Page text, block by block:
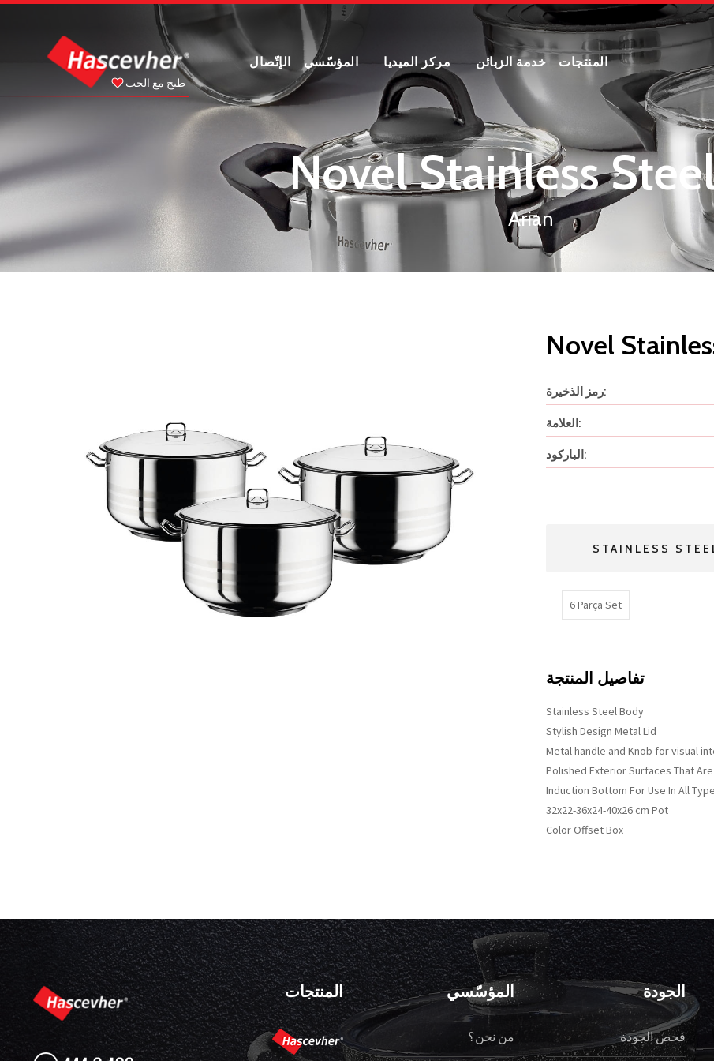
طبخ مع الحب
المنتجات خدمة الزبائن مركز الميديا المؤسّسي الإتّصال
Novel Stainless
Arian
Novel
رمز الذخيرة:
العلامة:
الباركود:
STAINLESS
6 Parça Set
تفاصيل المنتجة
Stainless Steel Body
Stylish Design Metal Lid
Metal handle and Knob for visual
Polished Exterior Surfaces That
Induction Bottom For Use In All
32x22-36x24-40x26 cm Pot
Color Offset Box
المنتجات المؤسّسي
من نحن؟
الجودة
فحص الجودة